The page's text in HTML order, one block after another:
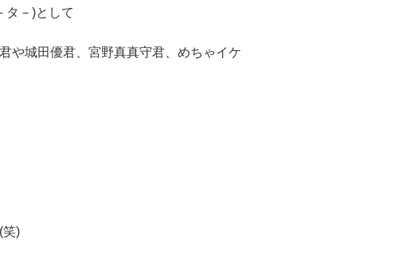
タ－)として
や城田優君、宮野真真守君、めちゃイケ
笑)